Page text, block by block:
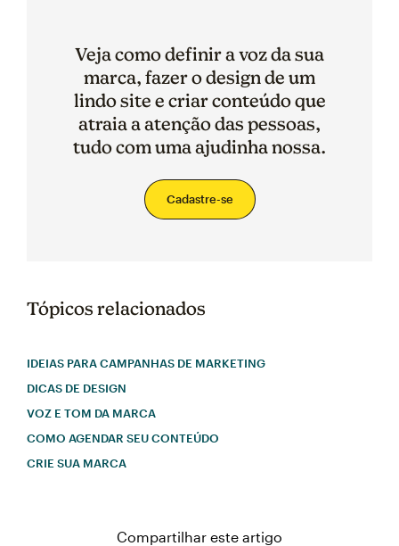
Veja como definir a voz da sua
marca, fazer o design de um
lindo site e criar conteúdo que
atraia a atenção das pessoas,
tudo com uma ajudinha nossa.
Cadastre-se
Tópicos relacionados
IDEIAS PARA CAMPANHAS DE MARKETING
DICAS DE DESIGN
VOZ E TOM DA MARCA
COMO AGENDAR SEU CONTEÚDO
CRIE SUA MARCA
Compartilhar este artigo